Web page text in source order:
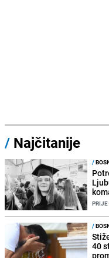
/ Najčitanije
/
/
40